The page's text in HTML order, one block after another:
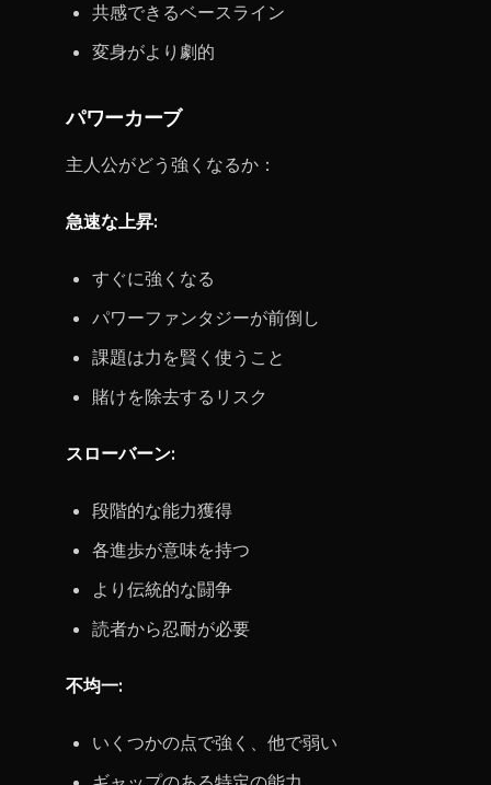
共感できるベースライン
変身がより劇的
パワーカーブ
主人公がどう強くなるか：
急速な上昇:
すぐに強くなる
パワーファンタジーが前倒し
課題は力を賢く使うこと
賭けを除去するリスク
スローバーン:
段階的な能力獲得
各進歩が意味を持つ
より伝統的な闘争
読者から忍耐が必要
不均一:
いくつかの点で強く、他で弱い